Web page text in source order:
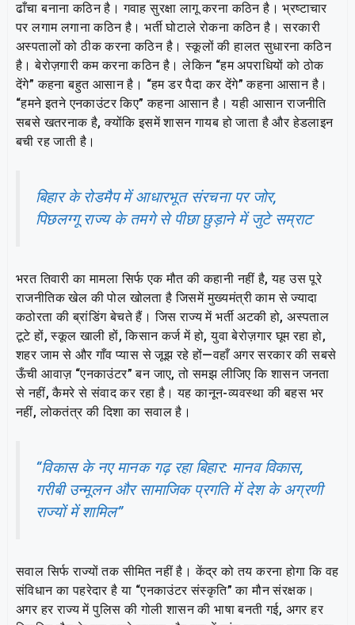
ढाँचा बनाना कठिन है। गवाह सुरक्षा लागू करना कठिन है। भ्रष्टाचार
पर लगाम लगाना कठिन है। भर्ती घोटाले रोकना कठिन है। सरकारी
अस्पतालों को ठीक करना कठिन है। स्कूलों की हालत सुधारना कठिन
है। बेरोज़गारी कम करना कठिन है। लेकिन “हम अपराधियों को ठोक
देंगे” कहना बहुत आसान है। “हम डर पैदा कर देंगे” कहना आसान है।
“हमने इतने एनकाउंटर किए” कहना आसान है। यही आसान राजनीति
सबसे खतरनाक है, क्योंकि इसमें शासन गायब हो जाता है और हेडलाइन
बची रह जाती है।
बिहार के रोडमैप में आधारभूत संरचना पर जोर,
पिछलग्गू राज्य के तमगे से पीछा छुड़ाने में जुटे सम्राट
भरत तिवारी का मामला सिर्फ एक मौत की कहानी नहीं है, यह उस पूरे
राजनीतिक खेल की पोल खोलता है जिसमें मुख्यमंत्री काम से ज्यादा
कठोरता की ब्रांडिंग बेचते हैं। जिस राज्य में भर्ती अटकी हो, अस्पताल
टूटे हों, स्कूल खाली हों, किसान कर्ज में हो, युवा बेरोज़गार घूम रहा हो,
शहर जाम से और गाँव प्यास से जूझ रहे हों—वहाँ अगर सरकार की सबसे
ऊँची आवाज़ “एनकाउंटर” बन जाए, तो समझ लीजिए कि शासन जनता
से नहीं, कैमरे से संवाद कर रहा है। यह कानून-व्यवस्था की बहस भर
नहीं, लोकतंत्र की दिशा का सवाल है।
“विकास के नए मानक गढ़ रहा बिहार: मानव विकास,
गरीबी उन्मूलन और सामाजिक प्रगति में देश के अग्रणी
राज्यों में शामिल”
सवाल सिर्फ राज्यों तक सीमित नहीं है। केंद्र को तय करना होगा कि वह
संविधान का पहरेदार है या “एनकाउंटर संस्कृति” का मौन संरक्षक।
अगर हर राज्य में पुलिस की गोली शासन की भाषा बनती गई, अगर हर